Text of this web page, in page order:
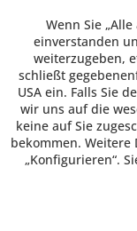
Wenn Sie
einverstanden
weiterzugeben,
schließt
USA ein. Falls Sie
wir uns auf die
keine auf Sie
bekommen.
„Konfigurieren“.